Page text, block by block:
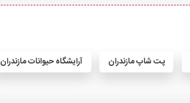
پت شاپ مازندران آرایشگاه حیوانات مازندران